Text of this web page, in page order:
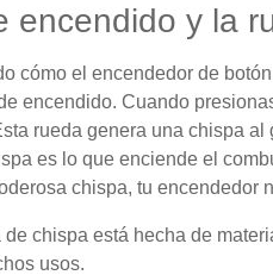
encendido y la
cómo el encendedor de
encendido. Cuando
rueda genera una chispa al
es lo que enciende el
chispa, tu encendedor
de chispa está hecha de
usos.